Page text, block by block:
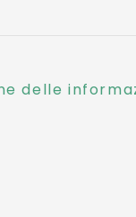
delle